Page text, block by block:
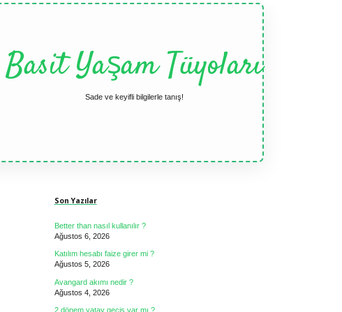
Basit Yaşam Tüyoları
Sade ve keyifli bilgilerle tanış!
Son Yazılar
Better than nasıl kullanılır ?
Ağustos 6, 2026
Katılım hesabı faize girer mi ?
Ağustos 5, 2026
Avangard akımı nedir ?
Ağustos 4, 2026
2 dönem yatay geçiş var mı ?